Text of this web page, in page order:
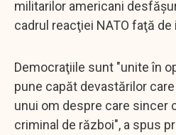
militarilor americani
cadrul reacţiei NATO faţă de
Democraţiile sunt "unite în
pune capăt devastărilor
unui om despre care sincer
criminal de război", a spus